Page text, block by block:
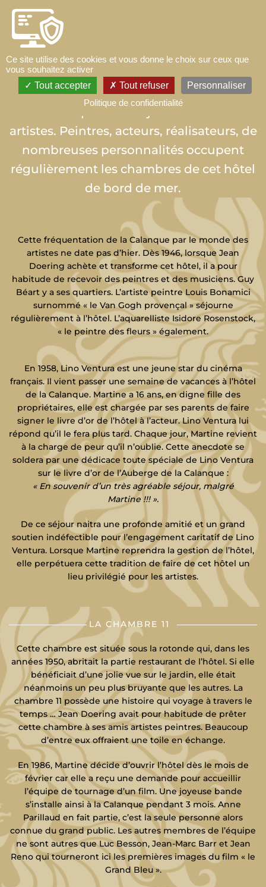
Accéder au contenu principal
Le charme et la situation de l’Auberge de
la Calanque ont toujours séduit les
artistes. Peintres, acteurs, réalisateurs, de
nombreuses personnalités occupent
régulièrement les chambres de cet hôtel
de bord de mer.
Cette fréquentation de la Calanque par le monde des
artistes ne date pas d’hier. Dès1946, lorsque Jean
Doering achète et transforme cet hôtel, il a pour
habitude de recevoir des peintres et des musiciens. Guy
Béart y a ses quartiers. L’artiste peintre Louis Bonamici
surnommé « le Van Gogh provençal » séjourne
régulièrement à l’hôtel. L’aquarelliste Isidore Rosenstock,
« le peintre des fleurs » également.
En 1958, Lino Ventura est une jeune star du cinéma
français. Il vient passer une semaine de vacances à l’hôtel
de la Calanque. Martine a 16 ans, en digne fille des
propriétaires, elle est chargée par ses parents de faire
signer le livre d’or de l’hôtel à l’acteur. Lino Ventura lui
répond qu’il le fera plus tard. Chaque jour, Martine revient
à la charge de peur qu’il n’oublie. Cette anecdote se
soldera par une dédicace toute spéciale de Lino Ventura
sur le livre d’or de l’Auberge de la Calanque :
« En souvenir d’un très agréable séjour, malgré
Martine !!! ».
De ce séjour naitra une profonde amitié et un grand
soutien indéfectible pour l’engagement caritatif de Lino
Ventura. Lorsque Martine reprendra la gestion de l’hôtel,
elle perpétuera cette tradition de faire de cet hôtel un
lieu privilégié pour les artistes.
LA CHAMBRE 11
Cette chambre est située sous la rotonde qui, dans les
années 1950, abritait la partie restaurant de l’hôtel. Si elle
bénéficiait d’une jolie vue sur le jardin, elle était
néanmoins un peu plus bruyante que les autres. La
chambre 11 possède une histoire qui voyage à travers le
temps … Jean Doering avait pour habitude de prêter
cette chambre à ses amis artistes peintres. Beaucoup
d’entre eux offraient une toile en échange.
En 1986, Martine décide d’ouvrir l’hôtel dès le mois de
février car elle a reçu une demande pour accueillir
l’équipe de tournage d’un film. Une joyeuse bande
s’installe ainsi à la Calanque pendant 3 mois. Anne
Parillaud en fait partie, c’est la seule personne alors
connue du grand public. Les autres membres de l’équipe
ne sont autres que Luc Besson, Jean-Marc Barr et Jean
Reno qui tourneront ici les premières images du film « le
Grand Bleu ».
Ce site utilise des cookies et vous donne le choix sur ceux que
vous souhaitez activer
Tout accepter
Tout refuser
Personnaliser
Politique de confidentialité